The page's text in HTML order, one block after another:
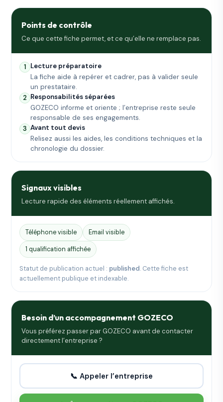
Points de contrôle
Ce que cette fiche permet, et ce qu’elle ne remplace pas.
1 Lecture préparatoire
La fiche aide à repérer et cadrer, pas à valider seule
un prestataire.
2 Responsabilités séparées
GOZECO informe et oriente ; l’entreprise reste seule
responsable de ses engagements.
3 Avant tout devis
Relisez aussi les aides, les conditions techniques et la
chronologie du dossier.
Signaux visibles
Lecture rapide des éléments réellement affichés.
Téléphone visible
Email visible
1 qualification affichée
Statut de publication actuel : published. Cette fiche est
actuellement publique et indexable.
Besoin d’un accompagnement GOZECO
Vous préférez passer par GOZECO avant de contacter
directement l’entreprise ?
📞 Appeler l’entreprise